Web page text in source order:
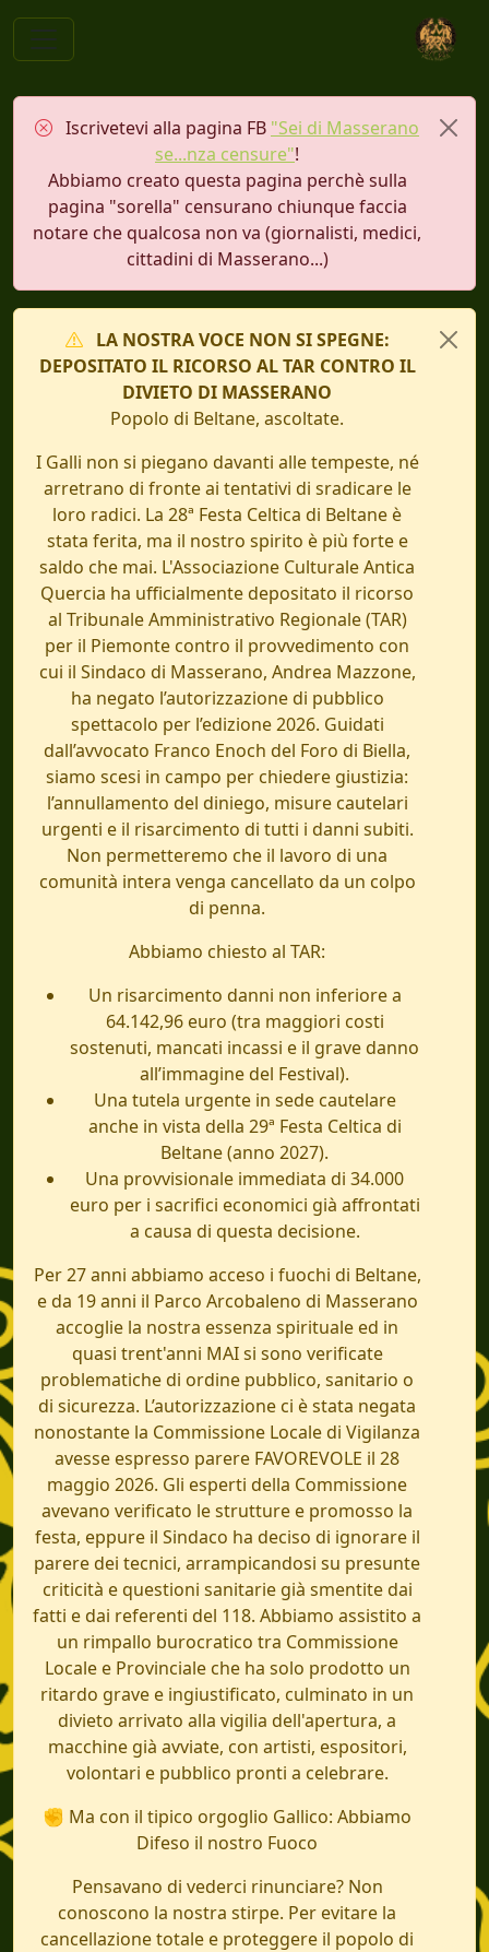
Iscrivetevi alla pagina FB "Sei di Masserano
se...nza censure"!
Abbiamo creato questa pagina perchè sulla
pagina "sorella" censurano chiunque faccia
notare che qualcosa non va (giornalisti, medici,
cittadini di Masserano...)
LA NOSTRA VOCE NON SI SPEGNE:
DEPOSITATO IL RICORSO AL TAR CONTRO IL
DIVIETO DI MASSERANO
Popolo di Beltane, ascoltate.
I Galli non si piegano davanti alle tempeste, né
arretrano di fronte ai tentativi di sradicare le
loro radici. La 28ª Festa Celtica di Beltane è
stata ferita, ma il nostro spirito è più forte e
saldo che mai. L'Associazione Culturale Antica
Quercia ha ufficialmente depositato il ricorso
al Tribunale Amministrativo Regionale (TAR)
per il Piemonte contro il provvedimento con
cui il Sindaco di Masserano, Andrea Mazzone,
ha negato l’autorizzazione di pubblico
spettacolo per l’edizione 2026. Guidati
dall’avvocato Franco Enoch del Foro di Biella,
siamo scesi in campo per chiedere giustizia:
l’annullamento del diniego, misure cautelari
urgenti e il risarcimento di tutti i danni subiti.
Non permetteremo che il lavoro di una
comunità intera venga cancellato da un colpo
di penna.
Abbiamo chiesto al TAR:
Un risarcimento danni non inferiore a
64.142,96 euro (tra maggiori costi
sostenuti, mancati incassi e il grave danno
all’immagine del Festival).
Una tutela urgente in sede cautelare
anche in vista della 29ª Festa Celtica di
Beltane (anno 2027).
Una provvisionale immediata di 34.000
euro per i sacrifici economici già affrontati
a causa di questa decisione.
Per 27 anni abbiamo acceso i fuochi di Beltane,
e da 19 anni il Parco Arcobaleno di Masserano
accoglie la nostra essenza spirituale ed in
quasi trent'anni MAI si sono verificate
problematiche di ordine pubblico, sanitario o
di sicurezza. L’autorizzazione ci è stata negata
nonostante la Commissione Locale di Vigilanza
avesse espresso parere FAVOREVOLE il 28
maggio 2026. Gli esperti della Commissione
avevano verificato le strutture e promosso la
festa, eppure il Sindaco ha deciso di ignorare il
parere dei tecnici, arrampicandosi su presunte
criticità e questioni sanitarie già smentite dai
fatti e dai referenti del 118. Abbiamo assistito a
un rimpallo burocratico tra Commissione
Locale e Provinciale che ha solo prodotto un
ritardo grave e ingiustificato, culminato in un
divieto arrivato alla vigilia dell'apertura, a
macchine già avviate, con artisti, espositori,
volontari e pubblico pronti a celebrare.
✊ Ma con il tipico orgoglio Gallico: Abbiamo
Difeso il nostro Fuoco
Pensavano di vederci rinunciare? Non
conoscono la nostra stirpe. Per evitare la
cancellazione totale e proteggere il popolo di